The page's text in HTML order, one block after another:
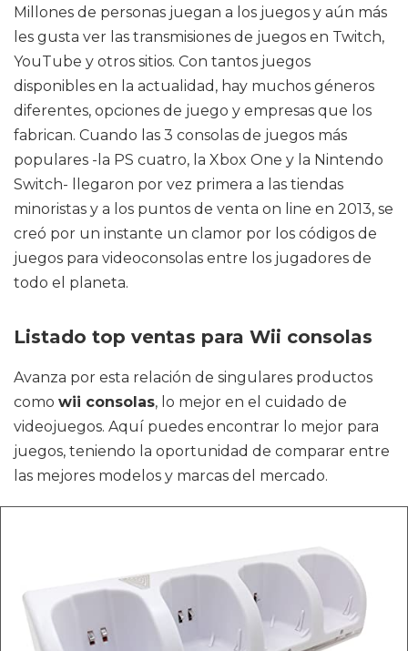
Millones de personas juegan a los juegos y aún más
les gusta ver las transmisiones de juegos en Twitch,
YouTube y otros sitios. Con tantos juegos
disponibles en la actualidad, hay muchos géneros
diferentes, opciones de juego y empresas que los
fabrican. Cuando las 3 consolas de juegos más
populares -la PS cuatro, la Xbox One y la Nintendo
Switch- llegaron por vez primera a las tiendas
minoristas y a los puntos de venta on line en 2013, se
creó por un instante un clamor por los códigos de
juegos para videoconsolas entre los jugadores de
todo el planeta.
Listado top ventas para Wii consolas
Avanza por esta relación de singulares productos
como wii consolas, lo mejor en el cuidado de
videojuegos. Aquí puedes encontrar lo mejor para
juegos, teniendo la oportunidad de comparar entre
las mejores modelos y marcas del mercado.